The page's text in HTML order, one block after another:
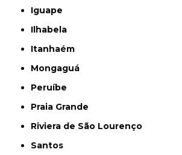
Iguape
Ilhabela
Itanhaém
Mongaguá
Peruíbe
Praia Grande
Riviera de São Lourenço
Santos